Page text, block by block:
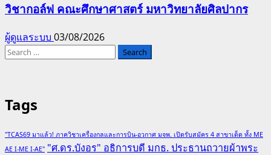
วิชากอล์ฟ คณะศึกษาศาสตร์ มหาวิทยาลัยศิลปากร
ผู้ดูแลระบบ 03/08/2026
Search
Tags
"TCAS69 มาแล้ว! ภาควิชาเครื่องกลและการบิน-อวกาศ มจพ. เปิดรับสมัคร 4 สาขาเด็ด ทั้ง ME
AE I-ME I-AE" "ศ.ดร.บังอร" อธิการบดี มกธ. ประธานถวายผ้าพระ